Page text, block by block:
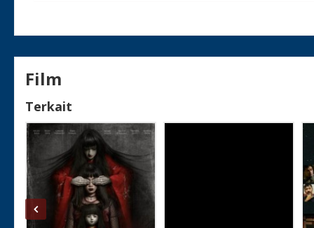
Film
Terkait